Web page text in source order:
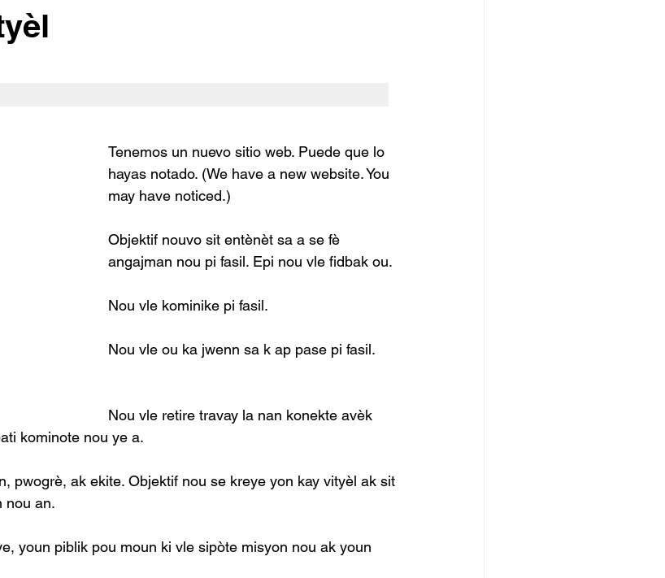
Tenemos un nuevo sitio web. Puede que lo
hayas notado. (We have a new website. You
may have noticed.)
Objektif nouvo sit entènèt sa a se fè
angajman nou pi fasil. Epi nou vle fidbak ou.
Nou vle kominike pi fasil.
Nou vle ou ka jwenn sa k ap pase pi fasil.
Nou vle retire travay la nan konekte avèk
kominote nou ye a.
pwogrè, ak ekite. Objektif nou se kreye yon kay vityèl ak sit
nou an.
youn piblik pou moun ki vle sipòte misyon nou ak youn